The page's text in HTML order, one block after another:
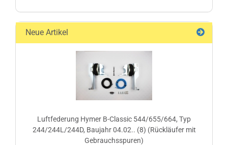
Neue Artikel
Luftfederung Hymer B-Classic 544/655/664, Typ
244/244L/244D, Baujahr 04.02.. (8) (Rückläufer mit
Gebrauchsspuren)